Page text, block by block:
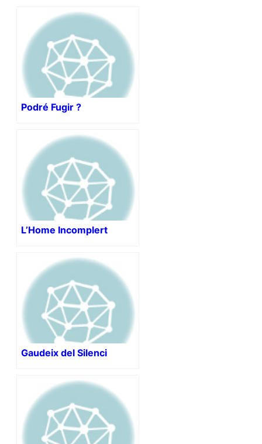
Podré Fugir ?
L’Home Incomplert
Gaudeix del Silenci